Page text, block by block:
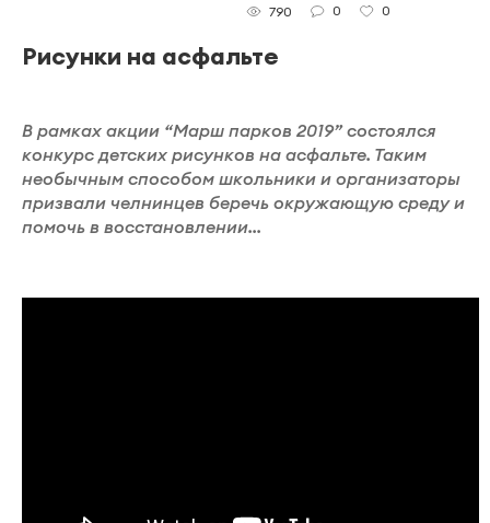
790
0 0
Рисунки на асфальте
В рамках акции “Марш парков 2019” состоялся
конкурс детских рисунков на асфальте. Таким
необычным способом школьники и организаторы
призвали челнинцев беречь окружающую среду и
помочь в восстановлении...